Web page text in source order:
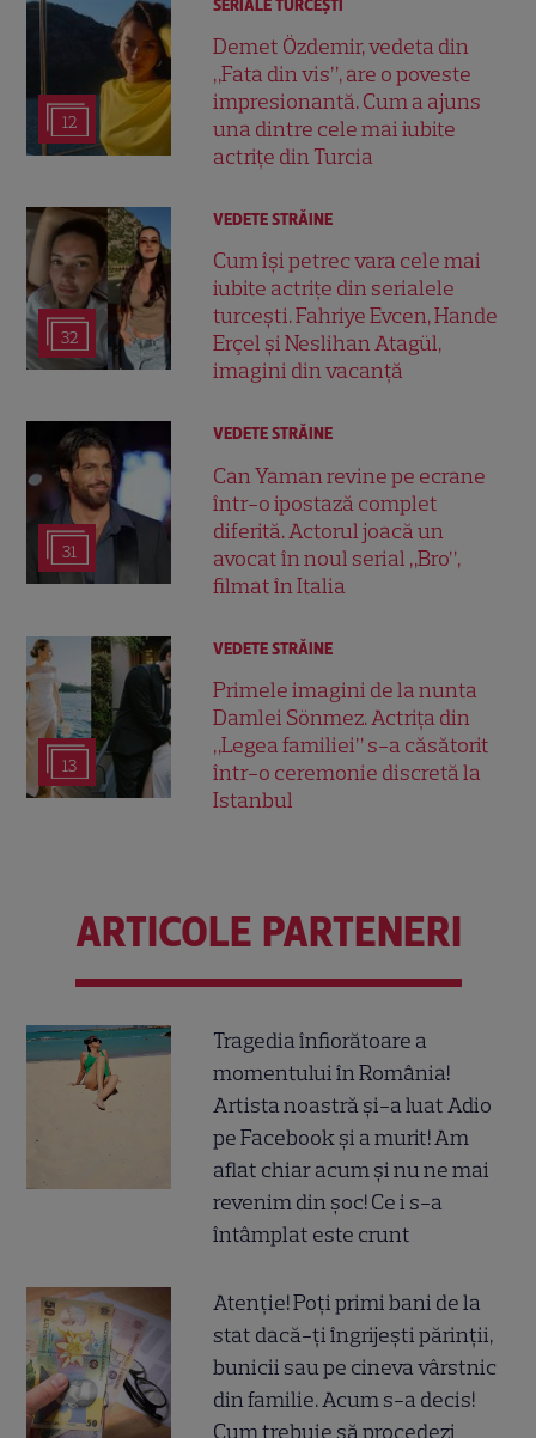
12
SERIALE TURCEŞTI
Demet Özdemir, vedeta din
„Fata din vis”, are o poveste
impresionantă. Cum a ajuns
una dintre cele mai iubite
actrițe din Turcia
32
VEDETE STRĂINE
Cum își petrec vara cele mai
iubite actrițe din serialele
turcești. Fahriye Evcen, Hande
Erçel și Neslihan Atagül,
imagini din vacanță
31
VEDETE STRĂINE
Can Yaman revine pe ecrane
într-o ipostază complet
diferită. Actorul joacă un
avocat în noul serial „Bro”,
filmat în Italia
13
VEDETE STRĂINE
Primele imagini de la nunta
Damlei Sönmez. Actrița din
„Legea familiei” s-a căsătorit
într-o ceremonie discretă la
Istanbul
ARTICOLE PARTENERI
Tragedia înfiorătoare a
momentului în România!
Artista noastră și-a luat Adio
pe Facebook și a murit! Am
aflat chiar acum și nu ne mai
revenim din șoc! Ce i s-a
întâmplat este crunt
Atenție! Poți primi bani de la
stat dacă-ți îngrijești părinții,
bunicii sau pe cineva vârstnic
din familie. Acum s-a decis!
Cum trebuie să procedezi